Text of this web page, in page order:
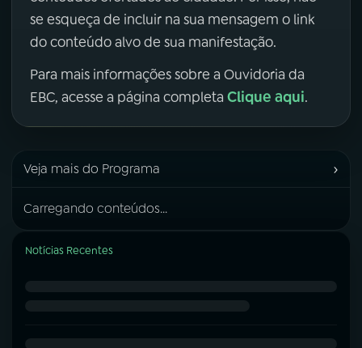
se esqueça de incluir na sua mensagem o link
do conteúdo alvo de sua manifestação.
Para mais informações sobre a Ouvidoria da
EBC, acesse a página completa Clique aqui.
Veja mais do Programa ›
Carregando conteúdos...
Notícias Recentes